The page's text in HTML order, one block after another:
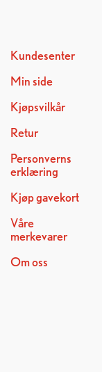
Kundesenter
Min side
Kjøpsvilkår
Retur
Personverns
erklæring
Kjøp gavekort
Våre
merkevarer
Om oss